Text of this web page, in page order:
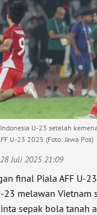
U-23 setelah
U-23 2025 (Foto: Jawa Pos)
Juli 2025 21:09
final Piala AFF U-
23 melawan Vietnam
sepak bola tanah